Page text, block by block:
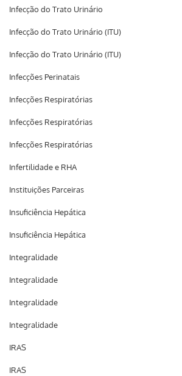
Infecção do Trato Urinário
Infecção do Trato Urinário (ITU)
Infecção do Trato Urinário (ITU)
Infecções Perinatais
Infecções Respiratórias
Infecções Respiratórias
Infecções Respiratórias
Infertilidade e RHA
Instituições Parceiras
Insuficiência Hepática
Insuficiência Hepática
Integralidade
Integralidade
Integralidade
Integralidade
IRAS
IRAS